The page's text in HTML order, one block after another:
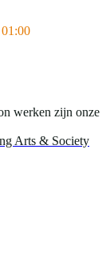
werken zijn onze
Arts & Society